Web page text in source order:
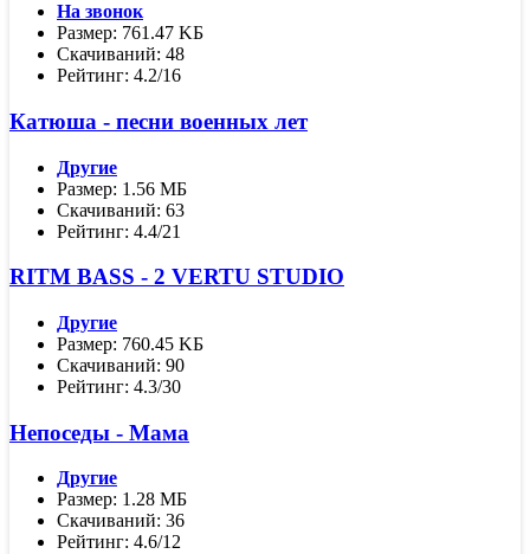
На звонок
Размер: 761.47 KБ
Скачиваний: 48
Рейтинг: 4.2/16
Катюша - песни военных лет
Другие
Размер: 1.56 МБ
Скачиваний: 63
Рейтинг: 4.4/21
RITM BASS - 2 VERTU STUDIO
Другие
Размер: 760.45 KБ
Скачиваний: 90
Рейтинг: 4.3/30
Непоседы - Мама
Другие
Размер: 1.28 МБ
Скачиваний: 36
Рейтинг: 4.6/12